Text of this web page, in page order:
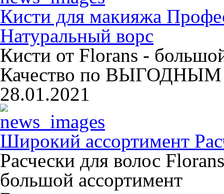
Кисти для макияжа
Натуральный ворс
Кисти от Florans -
Качество по ВЫГОДНЫМ
28.01.2021
Широкий ассортимент
Расчески для волос Florans
большой ассортимент